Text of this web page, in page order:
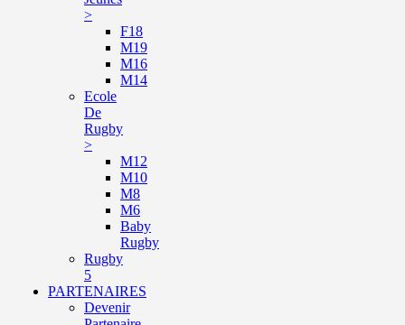
>
F18
M19
M16
M14
Ecole
De
Rugby
>
M12
M10
M8
M6
Baby
Rugby
Rugby
5
PARTENAIRES
Devenir